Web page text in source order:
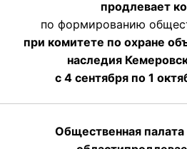
продлевает
по формированию
при комитете по охране
наследия
с 4 сентября по 1
Общественная